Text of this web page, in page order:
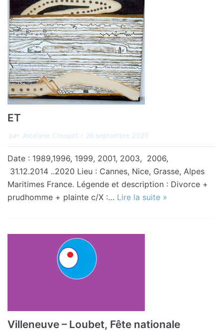
ET
par Jocelyne Croupat 26 septembre 2020
Date : 1989,1996, 1999, 2001, 2003, 2006,
31.12.2014 ..2020 Lieu : Cannes, Nice, Grasse, Alpes
Maritimes France. Légende et description : Divorce +
prudhomme + plainte c/X :… Lire la suite »
Villeneuve – Loubet, Fête nationale